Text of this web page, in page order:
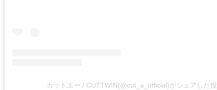
カットエー / CUTTWIN(@cut_a_official)がシェアした